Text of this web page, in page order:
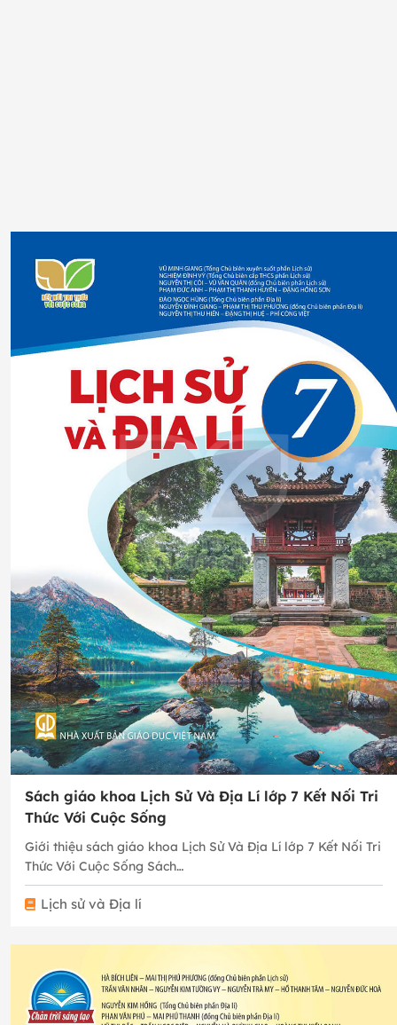
Sách giáo khoa Lịch Sử Và Địa Lí lớp 7 Kết Nối Tri
Thức Với Cuộc Sống
Giới thiệu sách giáo khoa Lịch Sử Và Địa Lí lớp 7 Kết Nối Tri
Thức Với Cuộc Sống Sách…
Lịch sử và Địa lí